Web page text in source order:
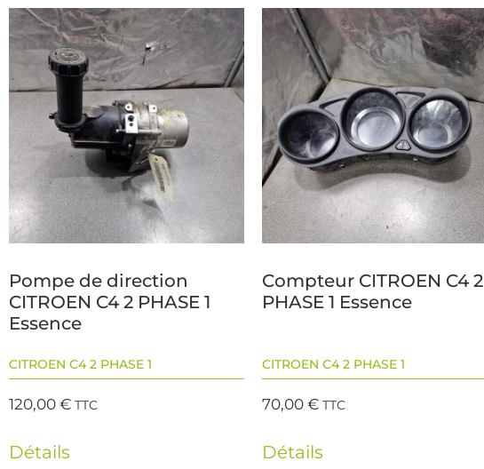
Pompe de direction
CITROEN C4 2 PHASE 1
Essence
CITROEN C4 2 PHASE 1
120,00€ TTC
Détails
Compteur CITROEN C4 2
PHASE 1 Essence
CITROEN C4 2 PHASE 1
70,00€ TTC
Détails